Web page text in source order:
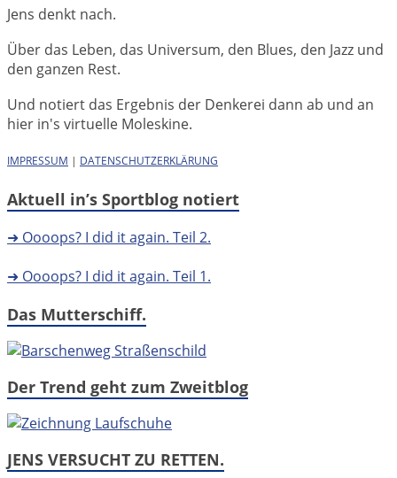
Jens denkt nach.
Über das Leben, das Universum, den Blues, den Jazz und
den ganzen Rest.
Und notiert das Ergebnis der Denkerei dann ab und an
hier in's virtuelle Moleskine.
IMPRESSUM | DATENSCHUTZERKLÄRUNG
Aktuell in’s Sportblog notiert
➜ Oooops? I did it again. Teil 2.
➜ Oooops? I did it again. Teil 1.
Das Mutterschiff.
Der Trend geht zum Zweitblog
JENS VERSUCHT ZU RETTEN.